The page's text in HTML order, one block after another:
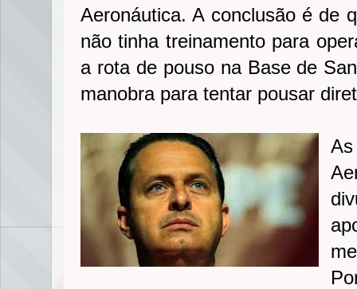
Aeronáutica. A conclusão é de
não tinha treinamento para
a rota de pouso na Base de
manobra para tentar pousar